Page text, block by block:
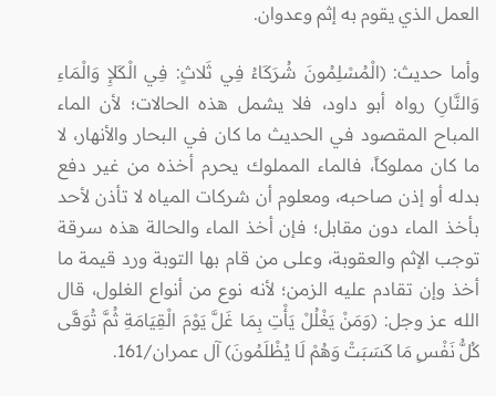
العمل الذي يقوم به إثم وعدوان.
وأما حديث: (الْمُسْلِمُونَ شُرَكَاءُ فِي ثَلاثٍ: فِي الْكَلإِ وَالْمَاءِ
وَالنَّارِ) رواه أبو داود، فلا يشمل هذه الحالات؛ لأن الماء
المباح المقصود في الحديث ما كان في البحار والأنهار، لا
ما كان مملوكاً، فالماء المملوك يحرم أخذه من غير دفع
بدله أو إذن صاحبه، ومعلوم أن شركات المياه لا تأذن لأحد
بأخذ الماء دون مقابل؛ فإن أخذ الماء والحالة هذه سرقة
توجب الإثم والعقوبة، وعلى من قام بها التوبة ورد قيمة ما
أخذ وإن تقادم عليه الزمن؛ لأنه نوع من أنواع الغلول، قال
الله عز وجل: (وَمَنْ يَغْلُلْ يَأْتِ بِمَا غَلَّ يَوْمَ الْقِيَامَةِ ثُمَّ تُوَفَّى
كُلُّ نَفْسٍ مَا كَسَبَتْ وَهُمْ لَا يُظْلَمُونَ) آل عمران/161.